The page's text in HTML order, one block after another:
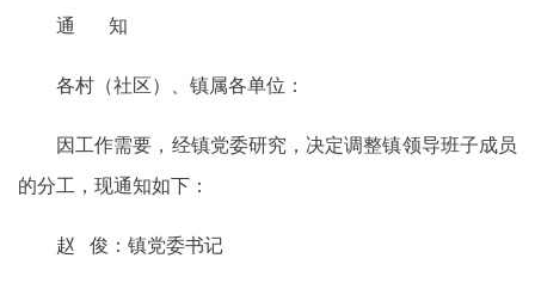
通 知
各村（社区）、镇属各单位：
因工作需要，经镇党委研究，决定调整镇领导班子成员
的分工，现通知如下：
赵 俊：镇党委书记